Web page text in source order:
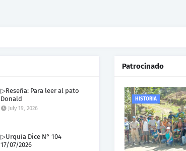
▷Reseña: Para leer al pato
Donald
July 19, 2026
▷Urquía Dice N° 104
17/07/2026
Patrocinado
HISTORIA